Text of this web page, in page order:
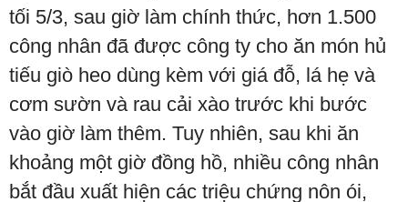
tối 5/3, sau giờ làm chính thức, hơn 1.500
công nhân đã được công ty cho ăn món hủ
tiếu giò heo dùng kèm với giá đỗ, lá hẹ và
cơm sườn và rau cải xào trước khi bước
vào giờ làm thêm. Tuy nhiên, sau khi ăn
khoảng một giờ đồng hồ, nhiều công nhân
bắt đầu xuất hiện các triệu chứng nôn ói,